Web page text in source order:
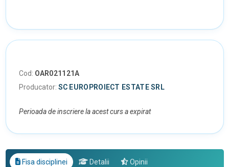
Cod: OAR021121A
Producator: SC EUROPROIECT ESTATE SRL
Perioada de inscriere la acest curs a expirat
Fisa disciplinei Detalii Opinii